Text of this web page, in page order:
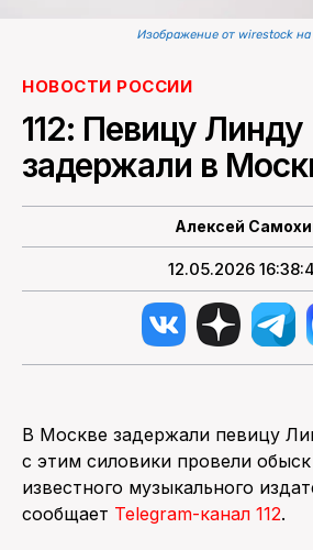
Изображение от wirestock на
НОВОСТИ РОССИИ
112: Певицу Линду
задержали в
Алексей
12.05.2026
В Москве задержали певицу
с этим силовики провели
известного музыкального
сообщает Telegram-канал 112.